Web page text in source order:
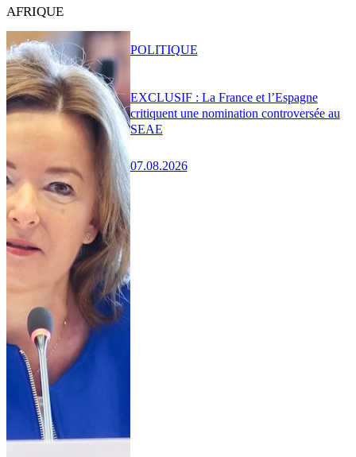
AFRIQUE
EXCLUSIF : La France et l’Espagne
critiquent une nomination controversée au
SEAE
07.08.2026
POLITIQUE